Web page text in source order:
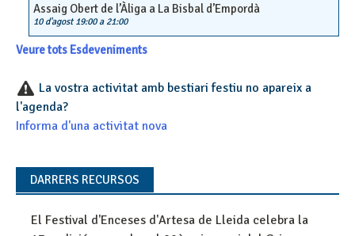
Assaig Obert de l’Àliga a La Bisbal d’Empordà
10 d'agost 19:00a 21:00
Veure tots Esdeveniments
La vostra activitat amb bestiari festiu no apareix a
l'agenda?
Informa d'una activitat nova
DARRERS RECURSOS
El Festival d'Enceses d'Artesa de Lleida celebra la